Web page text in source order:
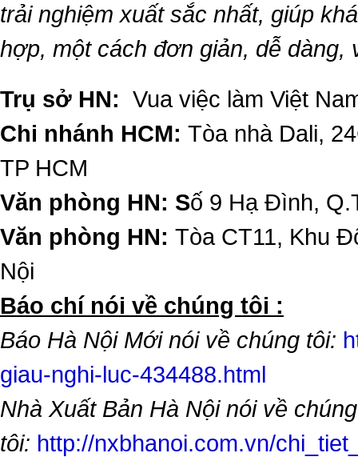
trải nghiệm xuất sắc nhất, giúp
hợp, một cách đơn giản, dễ dàng,
Trụ sở HN: Vua việc làm Việt
Chi nhánh HCM: Tòa nhà Dali,
TP HCM
Văn phòng HN: Số 9 Hạ Đình,
Văn phòng HN: Tòa CT11, Khu
Nội
​Báo chí nói về chúng tôi :
Báo Hà Nội Mới nói về chúng tôi:
giau-nghi-luc-434488.html
Nhà Xuất Bản Hà Nội nói về chúng
tôi: http://nxbhanoi.com.vn/